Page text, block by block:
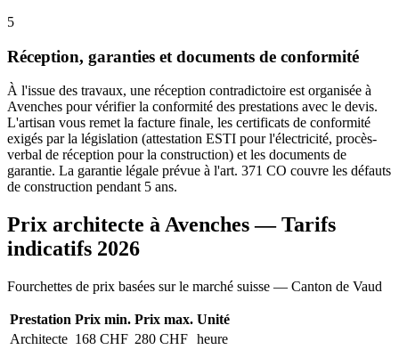
5
Réception, garanties et documents de conformité
À l'issue des travaux, une réception contradictoire est organisée à
Avenches pour vérifier la conformité des prestations avec le devis.
L'artisan vous remet la facture finale, les certificats de conformité
exigés par la législation (attestation ESTI pour l'électricité, procès-
verbal de réception pour la construction) et les documents de
garantie. La garantie légale prévue à l'art. 371 CO couvre les défauts
de construction pendant 5 ans.
Prix architecte à Avenches — Tarifs
indicatifs 2026
Fourchettes de prix basées sur le marché suisse — Canton de Vaud
Prestation Prix min. Prix max. Unité
Architecte 168 CHF 280 CHF heure